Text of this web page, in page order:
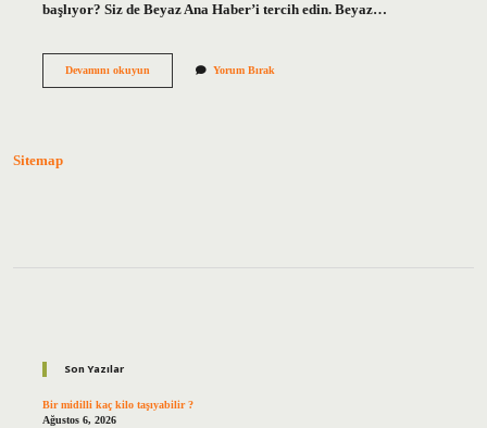
başlıyor? Siz de Beyaz Ana Haber’i tercih edin. Beyaz…
Devamını okuyunBelma
Yorum Bırak
Sitemap
Son Yazılar
Bir midilli kaç kilo taşıyabilir ?
Ağustos 6, 2026